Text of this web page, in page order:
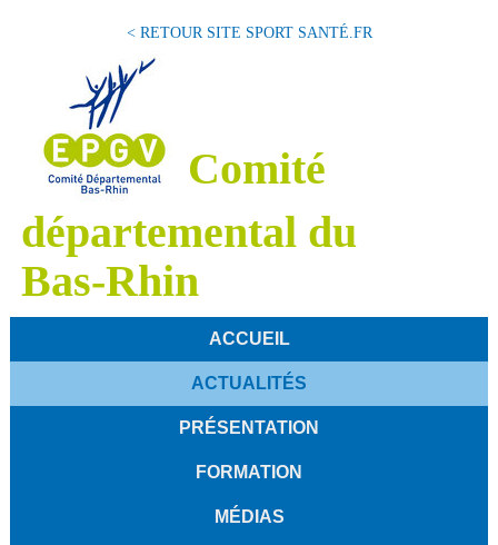
< RETOUR SITE SPORT SANTÉ.FR
Comité
départemental du
Bas-Rhin
ACCUEIL
ACTUALITÉS
PRÉSENTATION
FORMATION
MÉDIAS